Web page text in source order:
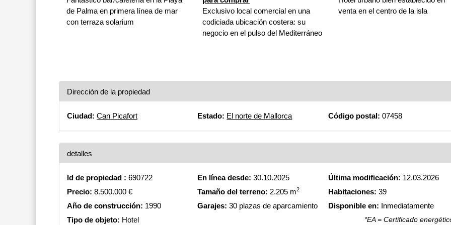
de Palma en primera línea de mar
con terraza solarium
Exclusivo local comercial en una
codiciada ubicación costera: su
negocio en el pulso del Mediterráneo
venta en el centro de la isla
Dirección de la propiedad
Ciudad: Can Picafort Estado: El norte de Mallorca Código postal: 07458
detalles
Id de propiedad : 690722 En línea desde: 30.10.2025 Última modificación: 12.03.2026
Precio: 8.500.000 € Tamaño del terreno: 2.205 m2 Habitaciones: 39
Año de construcción: 1990 Garajes: 30 plazas de aparcamiento Disponible en: Inmediatamente
Tipo de objeto: Hotel *EA = Certificado